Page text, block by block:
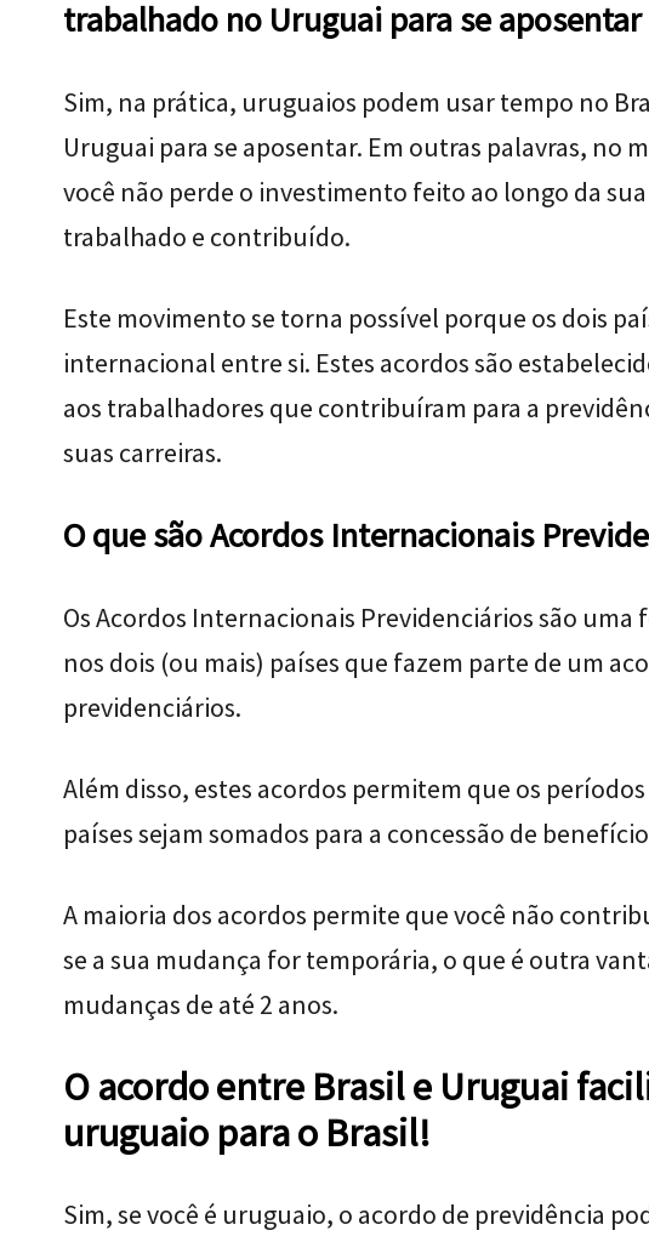
trabalhado no Uruguai para se aposentar
Sim, na prática, uruguaios podem usar tempo no
Uruguai para se aposentar. Em outras palavras, no
você não perde o investimento feito ao longo da
trabalhado e contribuído.
Este movimento se torna possível porque os dois
internacional entre si. Estes acordos são
aos trabalhadores que contribuíram para a
suas carreiras.
O que são Acordos Internacionais
Os Acordos Internacionais Previdenciários são
nos dois (ou mais) países que fazem parte de um
previdenciários.
Além disso, estes acordos permitem que os
países sejam somados para a concessão de
A maioria dos acordos permite que você não
se a sua mudança for temporária, o que é outra
mudanças de até 2 anos.
O acordo entre Brasil e Uruguai
uruguaio para o Brasil!
Sim, se você é uruguaio, o acordo de previdência